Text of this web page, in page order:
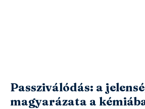
Passziválódás: a
magyarázata a